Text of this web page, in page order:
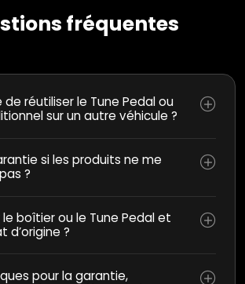
fréquentes
de réutiliser le Tune Pedal ou
sur un autre véhicule ?
si les produits ne me
?
boîtier ou le Tune Pedal et
d’origine ?
pour la garantie,